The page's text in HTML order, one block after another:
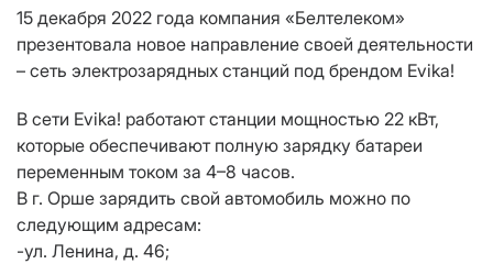
15 декабря 2022 года компания «Белтелеком»
презентовала новое направление своей деятельности
– сеть электрозарядных станций под брендом Evika!
В сети Evika! работают станции мощностью 22 кВт,
которые обеспечивают полную зарядку батареи
переменным током за 4–8 часов.
В г. Орше зарядить свой автомобиль можно по
следующим адресам:
-ул. Ленина, д. 46;